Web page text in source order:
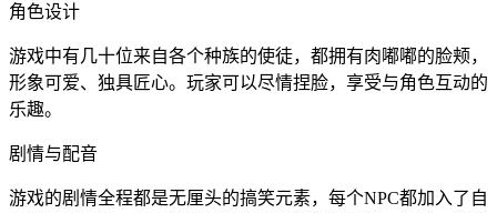
角色设计
游戏中有几十位来自各个种族的使徒，都拥有肉嘟嘟的脸颊，
形象可爱、独具匠心。玩家可以尽情捏脸，享受与角色互动的
乐趣。
剧情与配音
游戏的剧情全程都是无厘头的搞笑元素，每个NPC都加入了自